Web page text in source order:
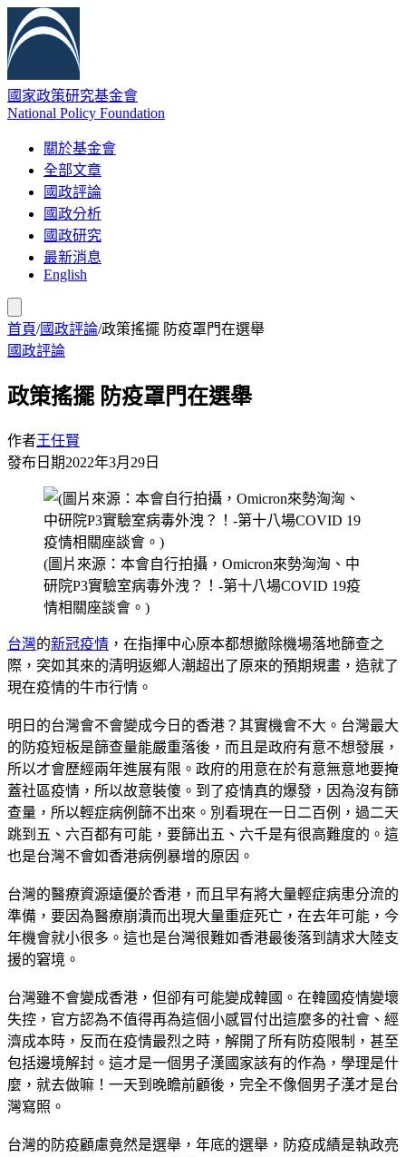
國家政策研究基金會
National Policy Foundation
關於基金會
全部文章
國政評論
國政分析
國政研究
最新消息
English
首頁/國政評論/政策搖擺 防疫罩門在選舉
國政評論
政策搖擺 防疫罩門在選舉
作者王任賢
發布日期2022年3月29日
(圖片來源：本會自行拍攝，Omicron來勢洶洶、中
研院P3實驗室病毒外洩？！-第十八場COVID 19疫
情相關座談會。)
台灣的新冠疫情 ，在指揮中心原本都想撤除機場落地篩查之
際，突如其來的清明返鄉人潮超出了原來的預期規畫，造就了
現在疫情的牛市行情。
明日的台灣會不會變成今日的香港？其實機會不大。台灣最大
的防疫短板是篩查量能嚴重落後，而且是政府有意不想發展，
所以才會歷經兩年進展有限。政府的用意在於有意無意地要掩
蓋社區疫情，所以故意裝傻。到了疫情真的爆發，因為沒有篩
查量，所以輕症病例篩不出來。別看現在一日二百例，過二天
跳到五、六百都有可能，要篩出五、六千是有很高難度的。這
也是台灣不會如香港病例暴增的原因。
台灣的醫療資源遠優於香港，而且早有將大量輕症病患分流的
準備，要因為醫療崩潰而出現大量重症死亡，在去年可能，今
年機會就小很多。這也是台灣很難如香港最後落到請求大陸支
援的窘境。
台灣雖不會變成香港，但卻有可能變成韓國。在韓國疫情變壞
失控，官方認為不值得再為這個小感冒付出這麼多的社會、經
濟成本時，反而在疫情最烈之時，解開了所有防疫限制，甚至
包括邊境解封。這才是一個男子漢國家該有的作為，學理是什
麼，就去做嘛！一天到晚瞻前顧後，完全不像個男子漢才是台
灣寫照。
台灣的防疫顧慮竟然是選舉，年底的選舉，防疫成績是執政亮